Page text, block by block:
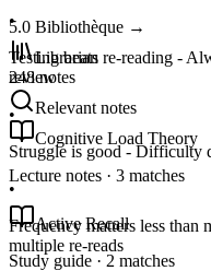
•
Testing beats re-reading -
review
•
Struggle is good - Difficulty
•
Frequency matters less than
multiple re-reads
5.0 Bibliothèque →
Librarian
248 notes
Relevant notes
Cognitive Load Theory
Lecture notes · 3 matches
Active Recall
Study guide · 2 matches